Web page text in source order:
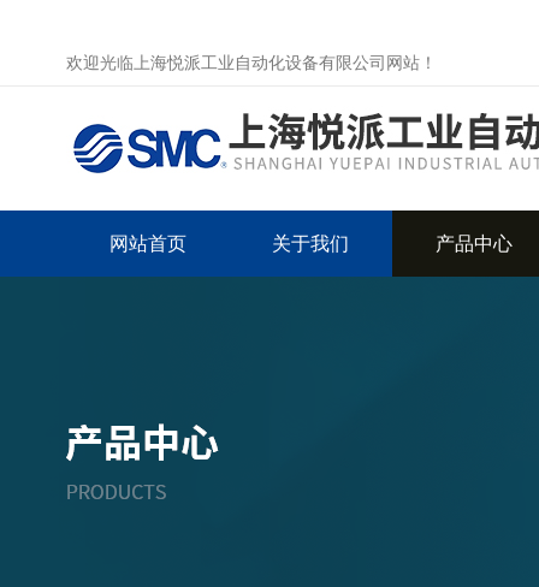
欢迎光临上海悦派工业自动化设备有限公司网站！
网站首页 关于我们 产品中心